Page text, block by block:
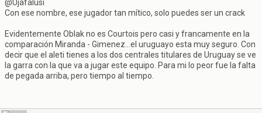
@Ujafalusi
Con ese nombre, ese jugador tan mítico, solo puedes ser un crack
Evidentemente Oblak no es Courtois pero casi y francamente en la
comparación Miranda - Gimenez...el uruguayo esta muy seguro. Con
decir que el aleti tienes a los dos centrales titulares de Uruguay se ve
la garra con la que va a jugar este equipo. Para mi lo peor fue la falta
de pegada arriba, pero tiempo al tiempo.